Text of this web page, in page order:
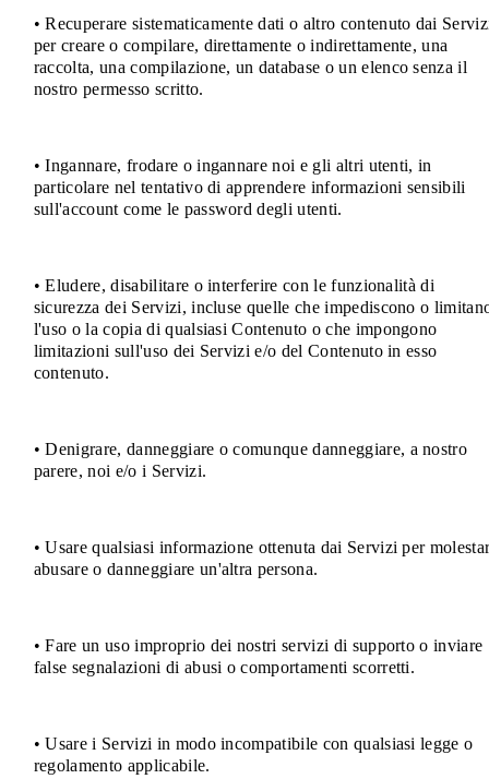
• Recuperare sistematicamente dati o altro contenuto dai
per creare o compilare, direttamente o indirettamente, una
raccolta, una compilazione, un database o un elenco senza il
nostro permesso scritto.
• Ingannare, frodare o ingannare noi e gli altri utenti, in
particolare nel tentativo di apprendere informazioni sensibili
sull'account come le password degli utenti.
• Eludere, disabilitare o interferire con le funzionalità di
sicurezza dei Servizi, incluse quelle che impediscono o
l'uso o la copia di qualsiasi Contenuto o che impongono
limitazioni sull'uso dei Servizi e/o del Contenuto in esso
contenuto.
• Denigrare, danneggiare o comunque danneggiare, a nostro
parere, noi e/o i Servizi.
• Usare qualsiasi informazione ottenuta dai Servizi per
abusare o danneggiare un'altra persona.
• Fare un uso improprio dei nostri servizi di supporto o inviare
false segnalazioni di abusi o comportamenti scorretti.
• Usare i Servizi in modo incompatibile con qualsiasi legge o
regolamento applicabile.